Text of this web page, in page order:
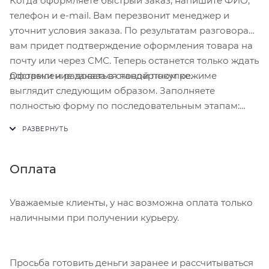
телефон и e-mail. Вам перезвонит менеджер и
уточнит условия заказа. По результатам разговора
вам придет подтверждение оформления товара на
почту или через СМС. Теперь останется только ждать
доставки и радоваться новой покупке.
Оформление заказа в стандартном режиме
выглядит следующим образом. Заполняете
полностью форму по последовательным этапам:
Нажмите кнопку «Оформить заказ».
Оплата
Уважаемые клиенты, у нас возможна оплата только
наличными при получении курьеру.
Просьба готовить деньги заранее и рассчитываться